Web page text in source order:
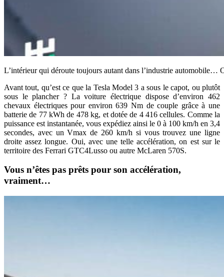
L’intérieur qui déroute toujours autant dans l’industrie automobile…
Avant tout, qu’est ce que la Tesla Model 3 a sous le capot, ou plutôt
sous le plancher ? La voiture électrique dispose d’environ 462
chevaux électriques pour environ 639 Nm de couple grâce à une
batterie de 77 kWh de 478 kg, et dotée de 4 416 cellules. Comme la
puissance est instantanée, vous expédiez ainsi le 0 à 100 km/h en 3,4
secondes, avec un Vmax de 260 km/h si vous trouvez une ligne
droite assez longue. Oui, avec une telle accélération, on est sur le
territoire des Ferrari GTC4Lusso ou autre McLaren 570S.
Vous n’êtes pas prêts pour son accélération,
vraiment…